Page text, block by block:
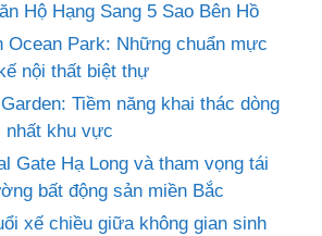
Hộ Hạng Sang 5 Sao Bên Hồ
Ocean Park: Những chuẩn mực
nội thất biệt thự
Tiềm năng khai thác dòng
nhất khu vực
Gate Hạ Long và tham vọng tái
bất động sản miền Bắc
xế chiều giữa không gian sinh